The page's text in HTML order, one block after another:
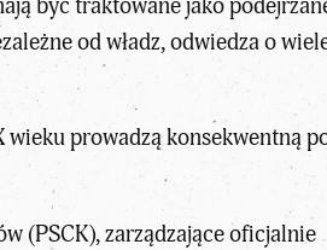
być traktowane jako
od władz, odwiedza o
wieku prowadzą konsekwentną
(PSCK), zarządzające oficjalnie